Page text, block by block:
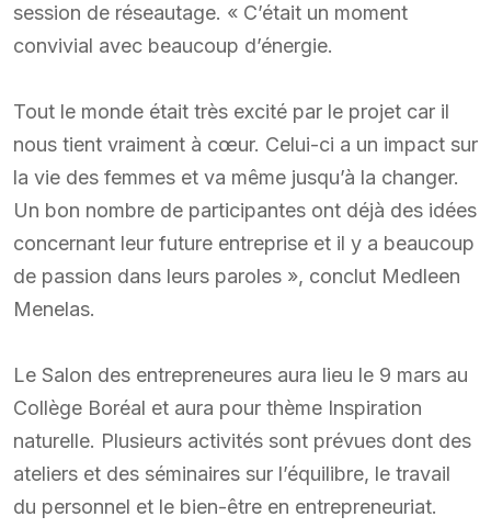
session de réseautage. « C’était un moment
convivial avec beaucoup d’énergie.
Tout le monde était très excité par le projet car il
nous tient vraiment à cœur. Celui-ci a un impact sur
la vie des femmes et va même jusqu’à la changer.
Un bon nombre de participantes ont déjà des idées
concernant leur future entreprise et il y a beaucoup
de passion dans leurs paroles », conclut Medleen
Menelas.
Le Salon des entrepreneures aura lieu le 9 mars au
Collège Boréal et aura pour thème Inspiration
naturelle. Plusieurs activités sont prévues dont des
ateliers et des séminaires sur l’équilibre, le travail
du personnel et le bien-être en entrepreneuriat.